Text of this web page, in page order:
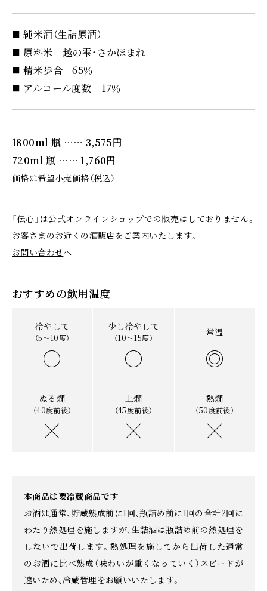
純米酒（生詰原酒）
原料米 越の雫・さかほまれ
精米歩合 65％
アルコール度数 17％
1800ml 瓶 …… 3,575円
720ml 瓶 …… 1,760円
価格は希望小売価格（税込）
「伝心」は公式オンラインショップでの販売はしておりません。
お客さまのお近くの酒販店をご案内いたします。
お問い合わせへ
おすすめの飲用温度
冷やして
（5〜10度）
少し冷やして
（10〜15度） 常温
ぬる燗
（40度前後）
上燗
（45度前後）
熱燗
（50度前後）
本商品は要冷蔵商品です
お酒は通常、貯蔵熟成前に1回、瓶詰め前に1回の合計2回に
わたり熱処理を施しますが、生詰酒は瓶詰め前の熱処理を
しないで出荷します。熱処理を施してから出荷した通常
のお酒に比べ熟成（味わいが重くなっていく）スピードが
速いため、冷蔵管理をお願いいたします。